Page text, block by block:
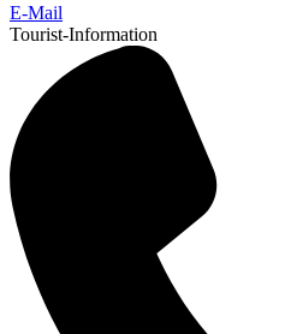
E-Mail
Tourist-Information